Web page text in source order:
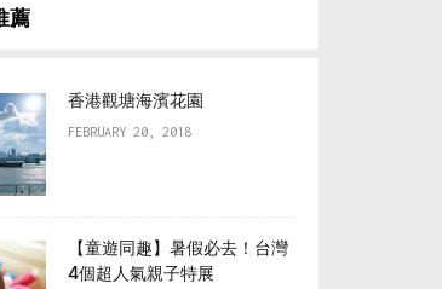
薦
香港觀塘海濱花園
FEBRUARY 20, 2018
【童遊同趣】暑假必去！台灣
4個超人氣親子特展